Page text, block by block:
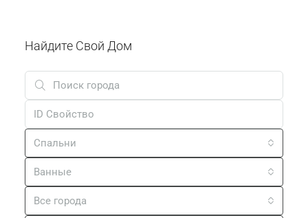
Найдите Свой Дом
Спальни
Ванные
Все города